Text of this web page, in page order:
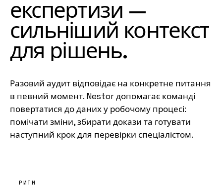
експертизи —
сильніший контекст
для рішень.
Разовий аудит відповідає на конкретне питання
в певний момент. Nestor допомагає команді
повертатися до даних у робочому процесі:
помічати зміни, збирати докази та готувати
наступний крок для перевірки спеціалістом.
РИТМ